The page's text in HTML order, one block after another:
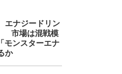
ナジードリン
市場は混戦模
モンスターエナ
か